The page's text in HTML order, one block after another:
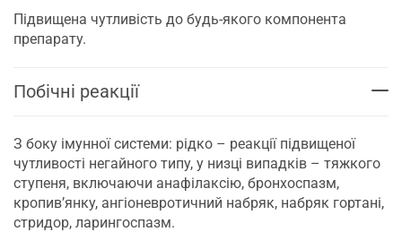
Підвищена чутливість до будь-якого компонента
препарату.
Побічні реакції
З боку імунної системи: рідко – реакції підвищеної
чутливості негайного типу, у низці випадків – тяжкого
ступеня, включаючи анафілаксію, бронхоспазм,
кропив’янку, ангіоневротичний набряк, набряк гортані,
стридор, ларингоспазм.